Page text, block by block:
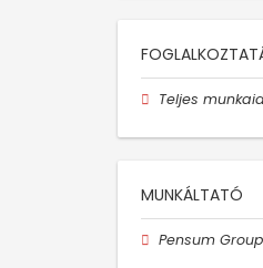
Teljes
MUNKÁLTATÓ
Pensum